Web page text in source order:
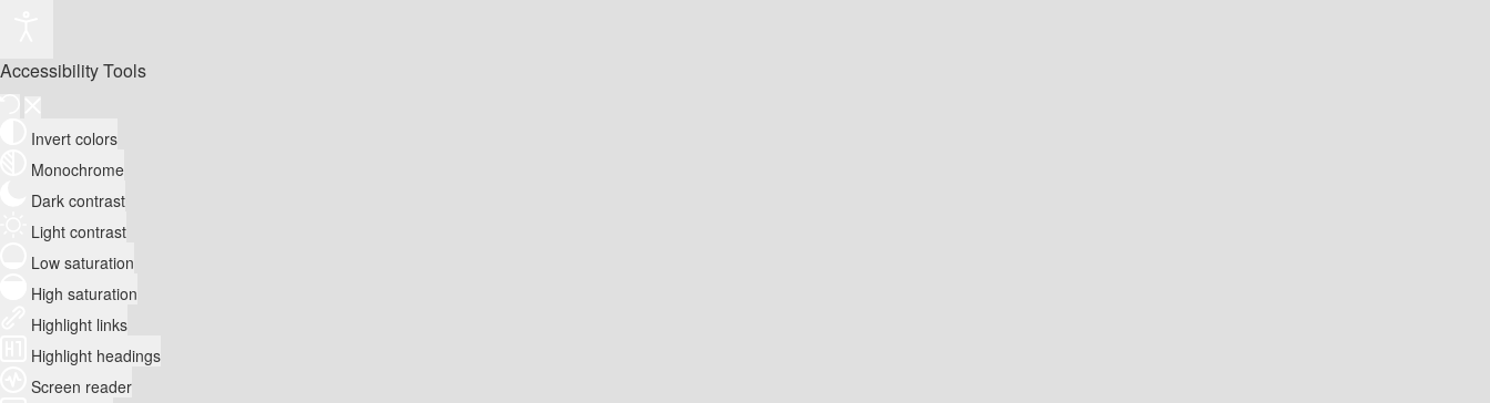
Accessibility Tools
Invert colors
Monochrome
Dark contrast
Light contrast
Low saturation
High saturation
Highlight links
Highlight headings
Screen reader